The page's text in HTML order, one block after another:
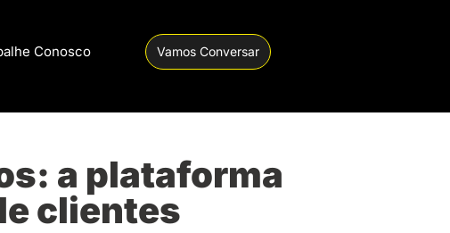
Conosco Vamos Conversar
a plataforma
clientes